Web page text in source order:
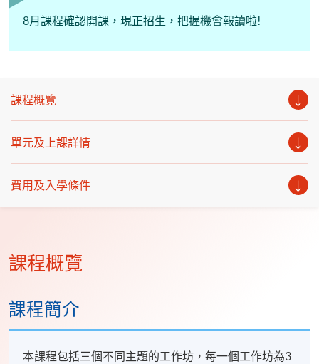
8月課程確認開課，現正招生，把握機會報讀啦!
課程概覽
單元及上課詳情
費用及入學條件
課程概覽
課程簡介
本課程包括三個不同主題的工作坊，每一個工作坊為3